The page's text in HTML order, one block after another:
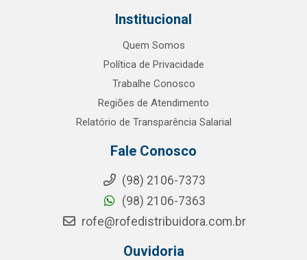
Institucional
Quem Somos
Política de Privacidade
Trabalhe Conosco
Regiões de Atendimento
Relatório de Transparência Salarial
Fale Conosco
(98) 2106-7373
(98) 2106-7363
rofe@rofedistribuidora.com.br
Ouvidoria